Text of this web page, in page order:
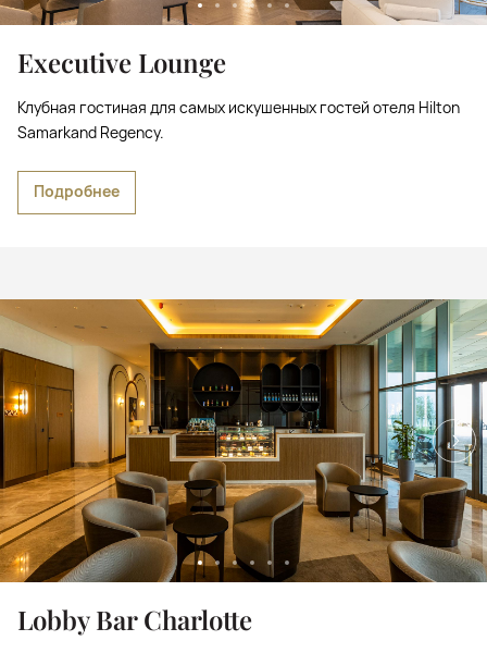
Executive Lounge
Клубная гостиная для самых искушенных гостей отеля Hilton
Samarkand Regency.
Подробнее
Lobby Bar Charlotte